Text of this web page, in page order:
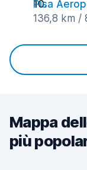
Pisa
136,8 km /
Mappa
più